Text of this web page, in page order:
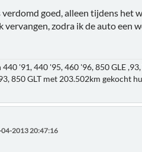
goed, alleen tijdens het
vervangen, zodra ik de auto een
440 '91, 440 '95, 460 '96, 850 GLE
850 GLT met 203.502km gekocht
04-2013 20:47:16